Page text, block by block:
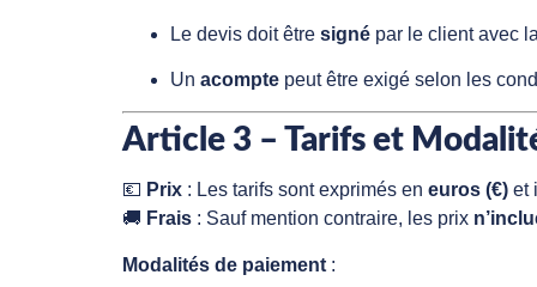
Le devis doit être signé par le client avec
Un acompte peut être exigé selon les
Article 3 – Tarifs et
💶 Prix : Les tarifs sont exprimés en euros (€) et
🚚 Frais : Sauf mention contraire, les prix
Modalités de paiement :